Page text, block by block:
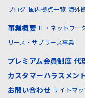
ブログ 国内拠点一覧 海外
事業概要 IT・ネットワー
リース・サブリース事業
プレミアム会員制度 代
カスタマーハラスメン
お問い合わせ サイトマ